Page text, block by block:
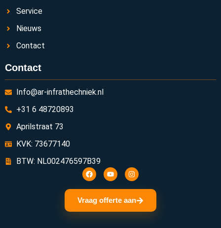
Service
Nieuws
Contact
Contact
Info@ar-infrathechniek.nl
+31 6 48720893
Aprilstraat 73
KVK: 73677140
BTW: NL002476597B39
Vraag offerte aan